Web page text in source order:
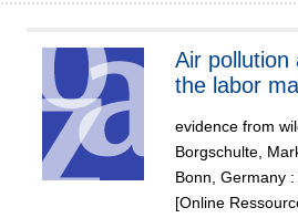
Air pollution
the labor
evidence from
Borgschulte,
Bonn, Germany
[Online